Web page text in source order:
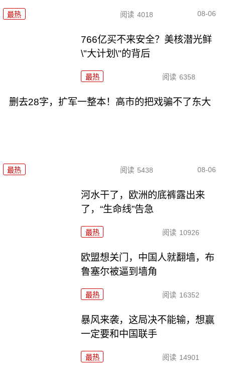
最热 阅读 4018 08-06
766亿买不来安全？美核潜光鲜
\"大计划\"的背后
最热 阅读 6358
删去28字，扩军一整本！高市的把戏骗不了东大
最热 阅读 5438 08-06
河水干了，欧洲的底裤露出来
了，“生命线”告急
最热 阅读 10926
欧盟想关门，中国人就翻墙，布
鲁塞尔被逼到墙角
最热 阅读 16352
暴风来袭，这局决不能输，想赢
一定要和中国联手
最热 阅读 14901